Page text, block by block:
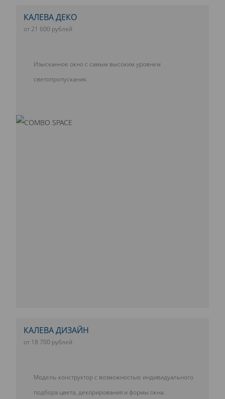
КАЛЕВА ДЕКО
от 21 600 рублей
Изысканное окно с самым высоким уровнем
светопропускания.
КАЛЕВА ДИЗАЙН
от 18 700 рублей
Модель-конструктор с возможностью индивидуального
подбора цвета, декорирования и формы окна.